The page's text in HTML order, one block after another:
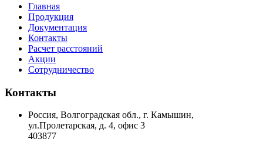
Главная
Продукция
Документация
Контакты
Расчет расстояний
Акции
Сотрудничество
Контакты
Россия, Волгоградская обл., г. Камышин,
ул.Пролетарская, д. 4, офис 3
403877